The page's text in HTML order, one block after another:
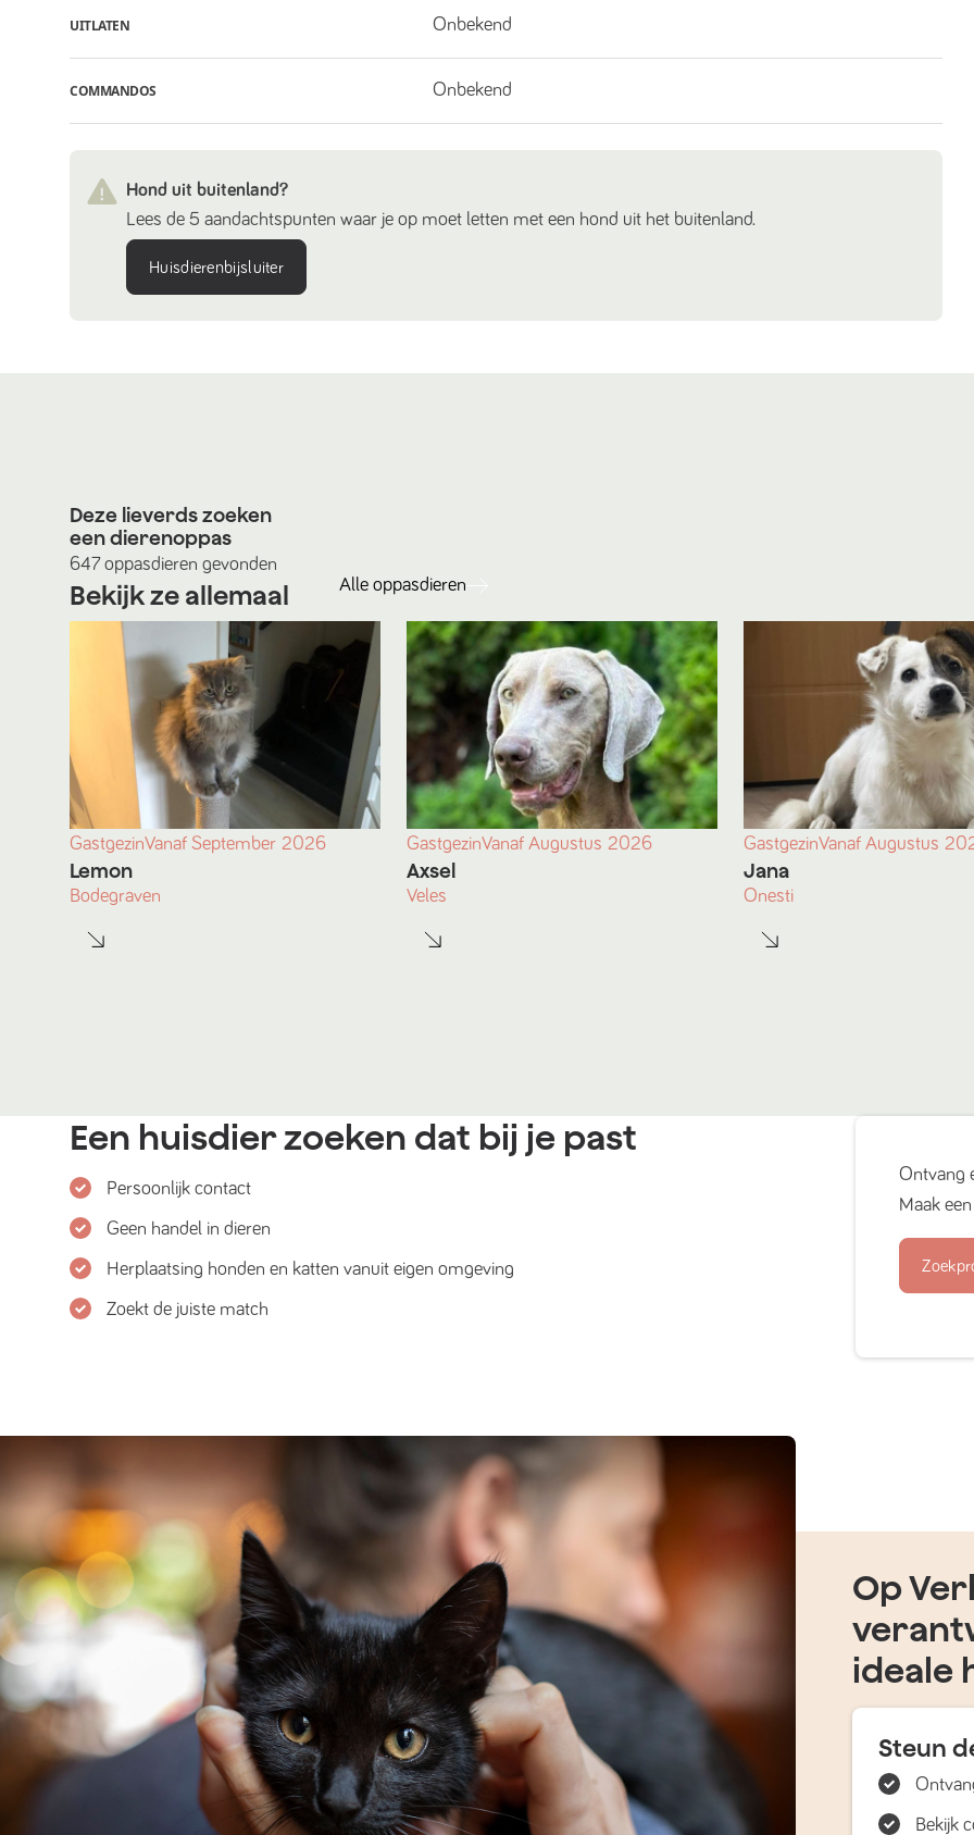
UITLATEN Onbekend
COMMANDOS Onbekend
Hond uit buitenland?
Lees de 5 aandachtspunten waar je op moet letten met een hond uit het buitenland.
Huisdierenbijsluiter
Deze lieverds zoeken
een dierenoppas
647 oppasdieren gevonden
Bekijk ze allemaal Alle oppasdieren
GastgezinVanaf September 2026
Lemon
Bodegraven
GastgezinVanaf Augustus 2026
Axsel
Veles
GastgezinVanaf Augustus
Jana
Onesti
Een huisdier zoeken dat bij je past
Persoonlijk contact
Geen handel in dieren
Herplaatsing honden en katten vanuit eigen omgeving
Zoekt de juiste match
Ontvang
Maak
Op
ideale
Steun
Bekijk